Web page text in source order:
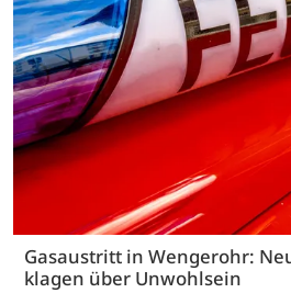
Gasaustritt in Wengerohr:
klagen über Unwohlsein